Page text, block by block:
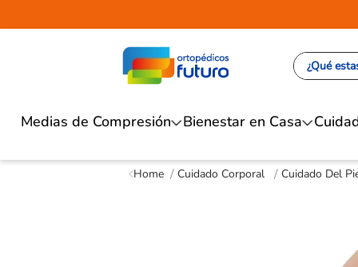
¿Qué
Medias de Compresión Bienestar en Casa
Cuidado Corporal Cuidado Del